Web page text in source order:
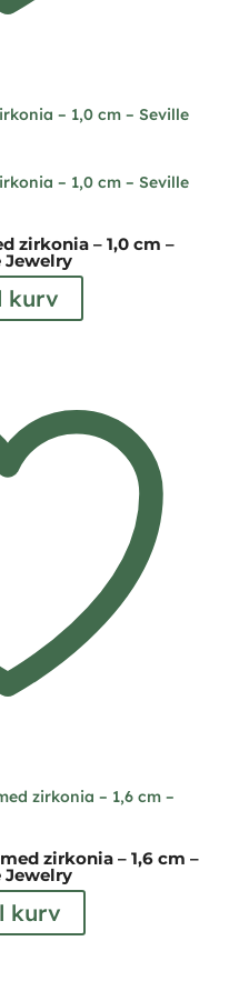
zirkonia – 1,0 cm –
Jewelry
kurv
zirkonia – 1,6 cm –
Jewelry
kurv